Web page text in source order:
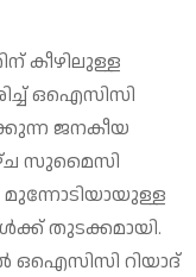
കീഴിലുള്ള
ഒഐസിസി
ജനകീയ
സുമൈസി
മുന്നോടിയായുള്ള
തുടക്കമായി.
ഒഐസിസി റിയാദ്